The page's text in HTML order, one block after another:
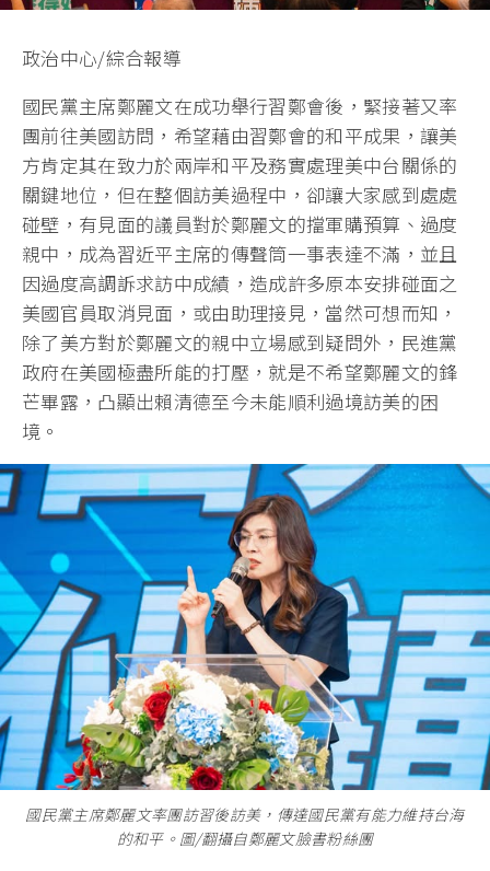
政治中心/綜合報導
國民黨主席鄭麗文在成功舉行習鄭會後，緊接著又率
團前往美國訪問，希望藉由習鄭會的和平成果，讓美
方肯定其在致力於兩岸和平及務實處理美中台關係的
關鍵地位，但在整個訪美過程中，卻讓大家感到處處
碰壁，有見面的議員對於鄭麗文的擋軍購預算、過度
親中，成為習近平主席的傳聲筒一事表達不滿，並且
因過度高調訴求訪中成績，造成許多原本安排碰面之
美國官員取消見面，或由助理接見，當然可想而知，
除了美方對於鄭麗文的親中立場感到疑問外，民進黨
政府在美國極盡所能的打壓，就是不希望鄭麗文的鋒
芒畢露，凸顯出賴清德至今未能順利過境訪美的困
境。
國民黨主席鄭麗文率團訪習後訪美，傳達國民黨有能力維持台海
的和平。圖/翻攝自鄭麗文臉書粉絲團